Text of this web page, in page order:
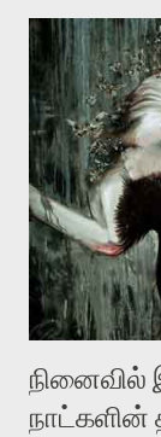
தனது
இன்னும் சில
விட்டபடி
இருக்கிறார்.
உயிர்மை அவரை
ஜெயமோகன் அந்த
உள்ளார். உங்களை
உண்மையே! ராக்கி
ஓரிடத்தில்
நினைவில்